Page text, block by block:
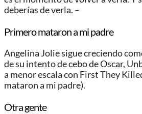
deberías de verla. –
Primero mataron a mi padre
Angelina Jolie sigue creciendo
de su intento de cebo de Oscar,
a menor escala con First They
mataron a mi padre).
Otra gente